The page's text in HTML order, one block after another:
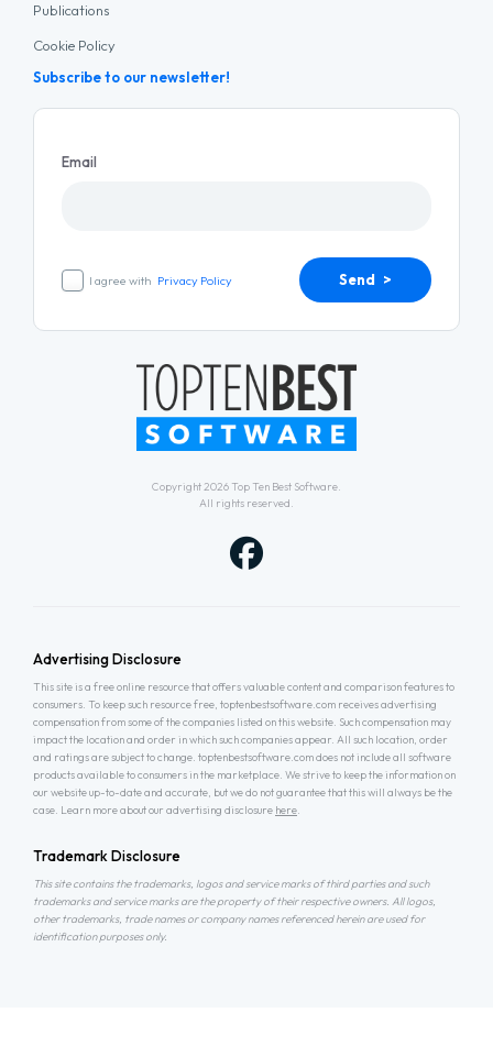
Copyright 2026 Top Ten Best Software.
All rights reserved.
Publications
Cookie Policy
Subscribe to our newsletter!
Email
I agree with Privacy Policy Send >
Advertising Disclosure
This site is a free online resource that offers valuable content and comparison features to
consumers. To keep such resource free, toptenbestsoftware.com receives advertising
compensation from some of the companies listed on this website. Such compensation may
impact the location and order in which such companies appear. All such location, order
and ratings are subject to change. toptenbestsoftware.com does not include all software
products available to consumers in the marketplace. We strive to keep the information on
our website up-to-date and accurate, but we do not guarantee that this will always be the
case. Learn more about our advertising disclosure here.
Trademark Disclosure
This site contains the trademarks, logos and service marks of third parties and such
trademarks and service marks are the property of their respective owners. All logos,
other trademarks, trade names or company names referenced herein are used for
identification purposes only.